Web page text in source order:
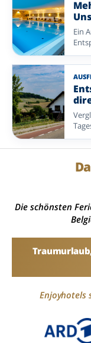
an
Ein
Die schönsten
Enjoyhotels